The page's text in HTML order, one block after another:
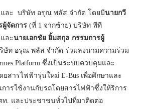
ละ บริษัท อรุณ พลัส จำกัด โดยมีนายกวี
ผู้จัดการ (ที่ 1 จากซ้าย) บริษัท พีที
ละนายเอกชัย ยิ้มสกุล กรรมการผู้
ษัท อรุณ พลัส จำกัด ร่วมลงนามความร่วม
Platform ซึ่งเป็นระบบควบคุมและ
สารไฟฟ้ารุ่นใหม่ E-Bus เพื่อศึกษาและ
ารใช้งานกับรถโดยสารไฟฟ้าซึ่งให้ริการ
. และประชาชนทั่วไปที่มาติดต่อ